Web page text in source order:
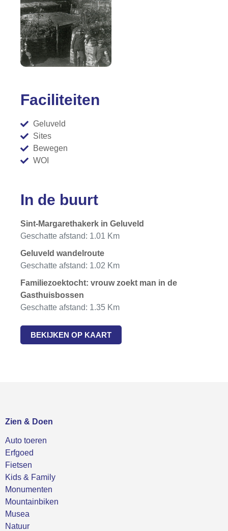
Faciliteiten
Geluveld
Sites
Bewegen
WOI
In de buurt
Sint-Margarethakerk in Geluveld
Geschatte afstand: 1.01 Km
Geluveld wandelroute
Geschatte afstand: 1.02 Km
Familiezoektocht: vrouw zoekt man in de
Gasthuisbossen
Geschatte afstand: 1.35 Km
BEKIJKEN OP KAART
Zien & Doen
Auto toeren
Erfgoed
Fietsen
Kids & Family
Monumenten
Mountainbiken
Musea
Natuur